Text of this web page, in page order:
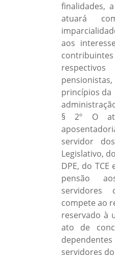
finalidades,
atuará
aos
princípios da
§ 2º O
servidor
Legislativo,
DPE, do
pensão
servidores
compete ao
reservado à
ato de
servidores